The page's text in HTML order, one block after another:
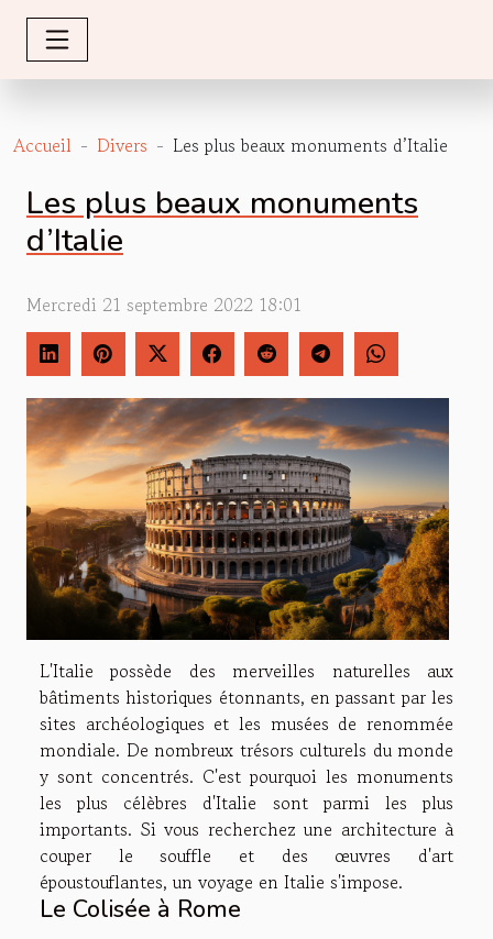
Accueil Divers Les plus beaux monuments d’Italie
Les plus beaux monuments
d’Italie
Mercredi 21 septembre 2022 18:01
L'Italie possède des merveilles naturelles aux
bâtiments historiques étonnants, en passant par les
sites archéologiques et les musées de renommée
mondiale. De nombreux trésors culturels du monde
y sont concentrés. C'est pourquoi les monuments
les plus célèbres d'Italie sont parmi les plus
importants. Si vous recherchez une architecture à
couper le souffle et des œuvres d'art
époustouflantes, un voyage en Italie s'impose.
Le Colisée à Rome